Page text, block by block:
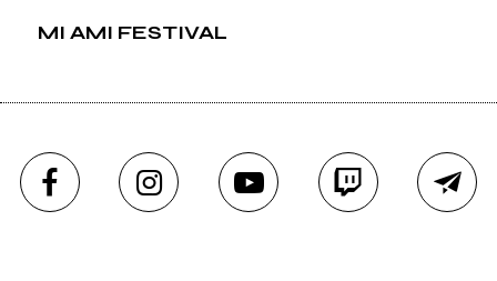
MI AMI FESTIVAL